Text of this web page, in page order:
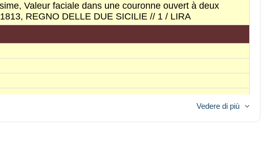
Valeur faciale dans une couronne ouvert à deux
REGNO DELLE DUE SICILIE // 1 / LIRA
Vedere di più